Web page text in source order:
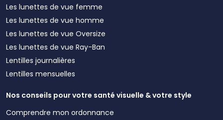
Les lunettes de vue femme
Les lunettes de vue homme
Les lunettes de vue Oversize
Les lunettes de vue Ray-Ban
Lentilles journalières
Lentilles mensuelles
Nos conseils pour votre santé visuelle & votre style
Comprendre mon ordonnance